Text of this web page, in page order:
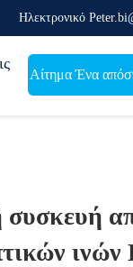
Ηλεκτρονικό
Αίτημα Ένα
συσκευή
ινών